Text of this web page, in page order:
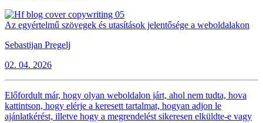
Az egyértelmű szövegek és utasítások jelentősége a weboldalakon
Sebastijan Pregelj
02. 04. 2026
Előfordult már, hogy olyan weboldalon járt, ahol nem tudta, hova
kattintson, hogy elérje a keresett tartalmat, hogyan adjon le
ajánlatkérést, illetve hogy a megrendelést sikeresen elküldte-e vagy